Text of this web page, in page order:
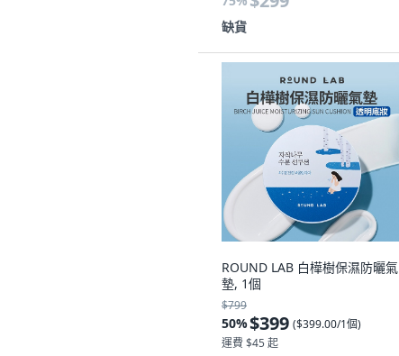
缺貨
ROUND LAB 白樺樹保濕防曬氣
墊, 1個
$799
50%$399 ($399.00/1個)
運費 $45 起